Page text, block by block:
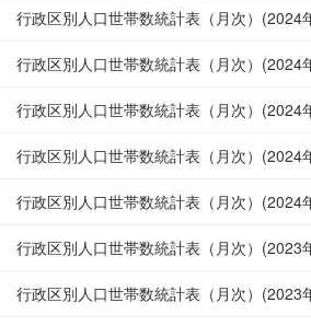
行政区別人口世帯数統計表（月次）(2024
行政区別人口世帯数統計表（月次）(2024
行政区別人口世帯数統計表（月次）(2024
行政区別人口世帯数統計表（月次）(2024
行政区別人口世帯数統計表（月次）(2024
行政区別人口世帯数統計表（月次）(2023
行政区別人口世帯数統計表（月次）(2023